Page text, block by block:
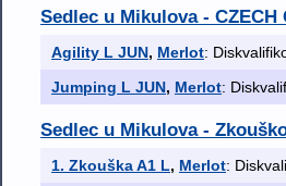
Sedlec u Mikulova - CZECH
Agility L JUN, Merlot:
Jumping L JUN, Merlot:
Sedlec u Mikulova -
1. Zkouška A1 L, Merlot: